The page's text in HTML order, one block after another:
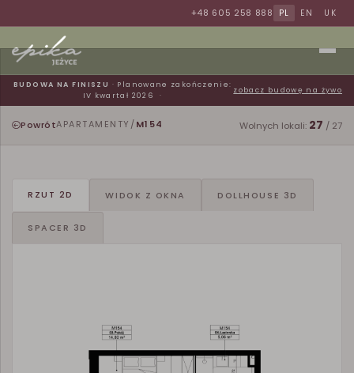
+48 605 258 888 PL EN UK
BUDOWA NA FINISZU · Planowane zakończenie:
IV kwartał 2026
zobacz budowę na żywo
PowrótAPARTAMENTY / M154 Wolnych lokali: 27 / 27
RZUT 2D WIDOK Z OKNA DOLLHOUSE 3D
SPACER 3D